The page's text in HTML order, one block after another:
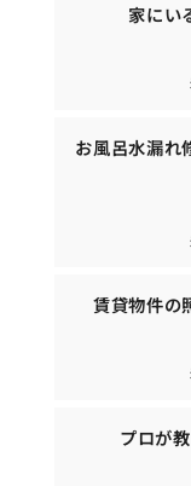
家にい
お風呂水漏れ
賃貸物件の
プロが